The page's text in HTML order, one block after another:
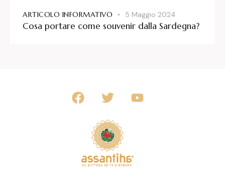
ARTICOLO INFORMATIVO 5 Maggio 2024
Cosa portare come souvenir dalla Sardegna?